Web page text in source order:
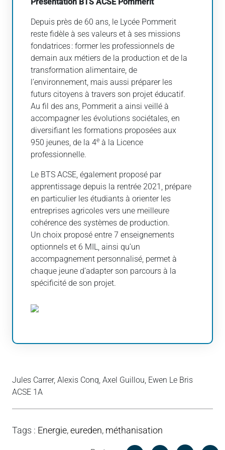
Depuis près de 60 ans, le Lycée Pommerit
reste fidèle à ses valeurs et à ses missions
fondatrices : former les professionnels de
demain aux métiers de la production et de la
transformation alimentaire, de
l’environnement, mais aussi préparer les
futurs citoyens à travers son projet éducatif.
Au fil des ans, Pommerit a ainsi veillé à
accompagner les évolutions sociétales, en
diversifiant les formations proposées aux
950 jeunes, de la 4e à la Licence
professionnelle.
Le BTS ACSE, également proposé par
apprentissage depuis la rentrée 2021, prépare
en particulier les étudiants à orienter les
entreprises agricoles vers une meilleure
cohérence des systèmes de production.
Un choix proposé entre 7 enseignements
optionnels et 6 MIL, ainsi qu’un
accompagnement personnalisé, permet à
chaque jeune d’adapter son parcours à la
spécificité de son projet.
Jules Carrer, Alexis Conq, Axel Guillou, Ewen Le Bris
ACSE 1A
Tags : Energie,eureden, méthanisation